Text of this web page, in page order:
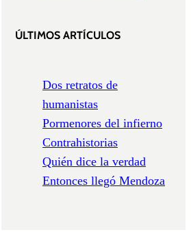
ÚLTIMOS ARTÍCULOS
Dos retratos de
humanistas
Pormenores del infierno
Contrahistorias
Quién dice la verdad
Entonces llegó Mendoza